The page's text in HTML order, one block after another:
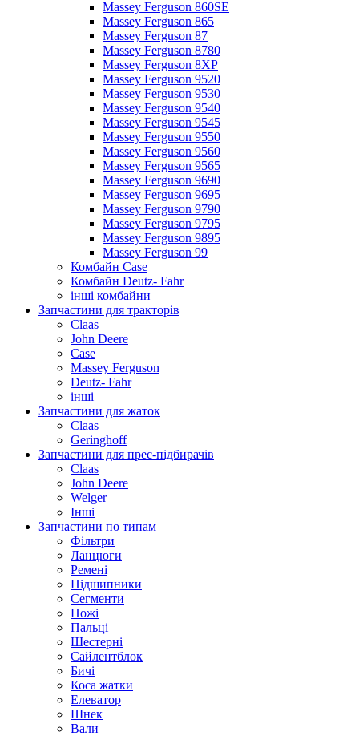
Massey Ferguson 860SE
Massey Ferguson 865
Massey Ferguson 87
Massey Ferguson 8780
Massey Ferguson 8XP
Massey Ferguson 9520
Massey Ferguson 9530
Massey Ferguson 9540
Massey Ferguson 9545
Massey Ferguson 9550
Massey Ferguson 9560
Massey Ferguson 9565
Massey Ferguson 9690
Massey Ferguson 9695
Massey Ferguson 9790
Massey Ferguson 9795
Massey Ferguson 9895
Massey Ferguson 99
Комбайн Case
Комбайн Deutz- Fahr
інші комбайни
Запчастини для тракторів
Claas
John Deere
Case
Massey Ferguson
Deutz- Fahr
інші
Запчастини для жаток
Claas
Geringhoff
Запчастини для прес-підбирачів
Claas
John Deere
Welger
Інші
Запчастини по типам
Фільтри
Ланцюги
Ремені
Підшипники
Сегменти
Ножі
Пальці
Шестерні
Сайлентблок
Бичі
Коса жатки
Елеватор
Шнек
Вали